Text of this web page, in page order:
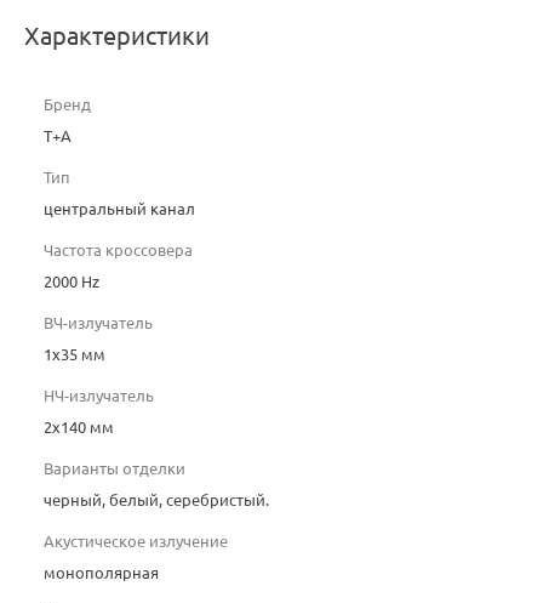
Характеристики
Бренд
T+A
Тип
центральный канал
Частота кроссовера
2000 Hz
ВЧ-излучатель
1х35 мм
НЧ-излучатель
2х140 мм
Варианты отделки
черный, белый, серебристый.
Акустическое излучение
монополярная